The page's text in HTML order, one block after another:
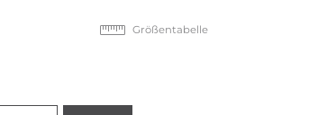
Größentabelle